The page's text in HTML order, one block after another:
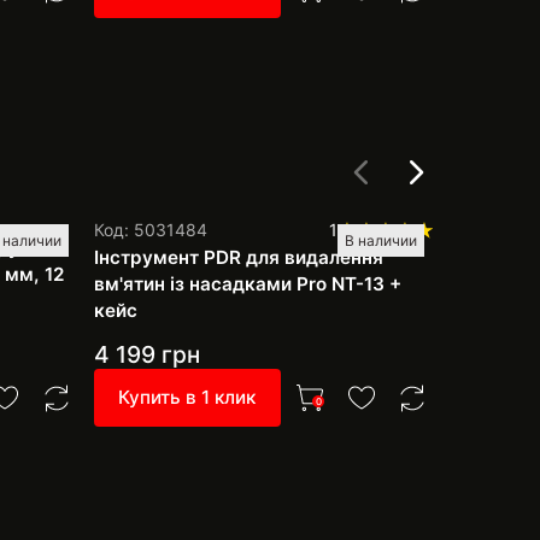
наличии
мм, 12
В наличии
Код: 5031484 1
Інструмент PDR для видалення
вм'ятин із насадками Pro NT-13 +
кейс
4 199 грн
Купить в 1 клик 0